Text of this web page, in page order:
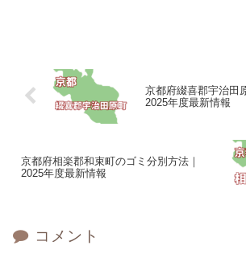
京都府綴喜郡宇治田
2025年度最新情報
京都府相楽郡和束町のゴミ分別方法｜
2025年度最新情報
コメント